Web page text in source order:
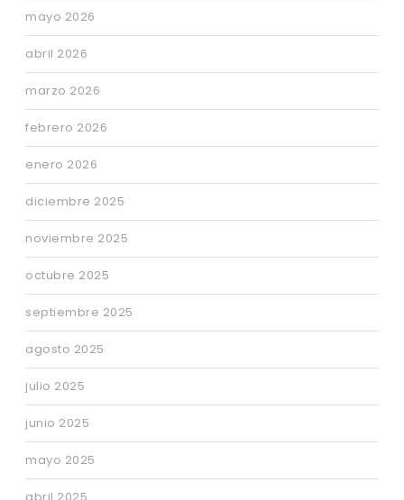
mayo 2026
abril 2026
marzo 2026
febrero 2026
enero 2026
diciembre 2025
noviembre 2025
octubre 2025
septiembre 2025
agosto 2025
julio 2025
junio 2025
mayo 2025